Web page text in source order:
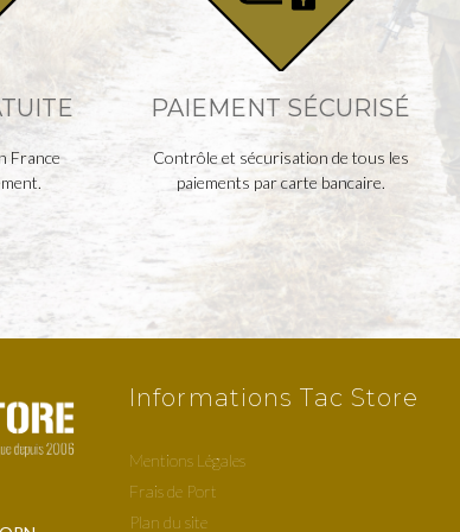
France
PAIEMENT SÉCURISÉ
Contrôle et sécurisation de tous les
paiements par carte bancaire.
Informations Tac Store
Mentions Légales
Frais de Port
Plan du site